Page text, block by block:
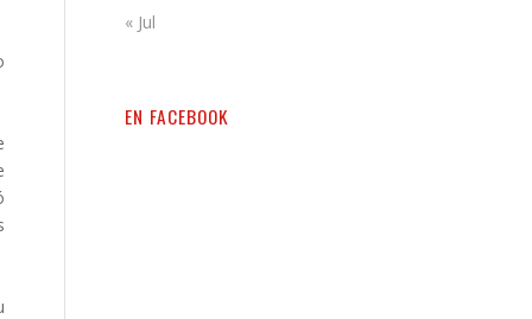
« Jul
EN FACEBOOK